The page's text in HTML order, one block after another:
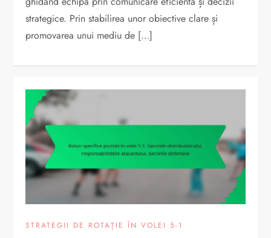
strategice. Prin stabilirea unor obiective clare și
promovarea unui mediu de […]
STRATEGII DE ROTAȚIE ÎN VOLEI 5-1